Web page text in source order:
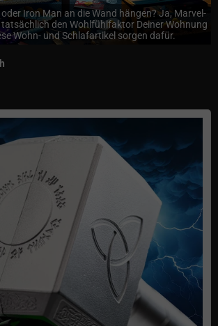
Iron Man an die Wand hängen? Ja, Marvel-
den Wohlfühlfaktor Deiner Wohnung
Wohn- und Schlafartikel sorgen dafür.